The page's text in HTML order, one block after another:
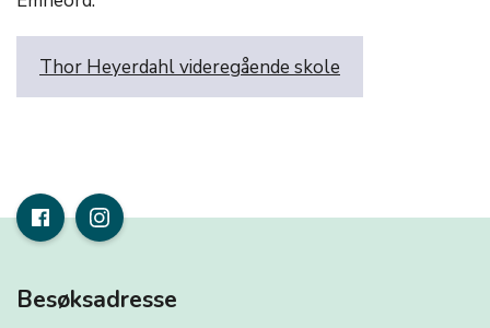
Thor Heyerdahl videregående skole
Besøksadresse